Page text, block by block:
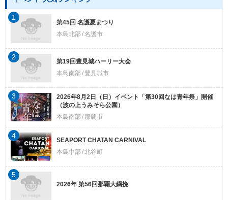
第45回 名護夏まつり
本島北部 名護市
1
第19回豊見城ハーリー大会
本島南部
豊見城市
2
2026年8月2日（日）イベント「第30回なは青年祭」開催
（波の上うみそら公園）
本島南部
那覇市
3
SEAPORT CHATAN CARNIVAL
本島中部 北谷町
4
2026年 第56回那覇大綱挽
5